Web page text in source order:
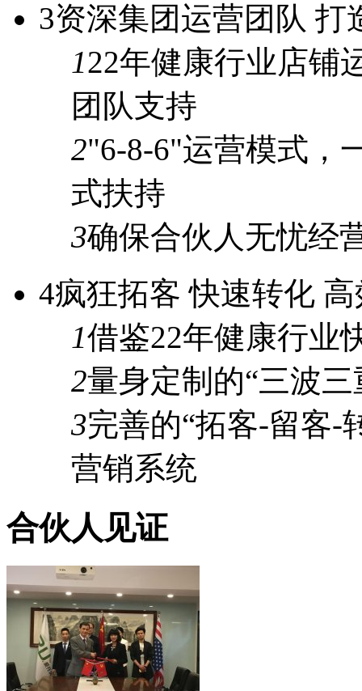
3资深集团运营团队 打
122年健康行业店铺
团队支持
2"6-8-6"运营模式，
式扶持
3确保合伙人 无忧经
4疯狂拓客 快速转化
1借鉴22年健康行业
2量身定制的“三波三
3完善的“拓客-留客-
营销系统
合伙人见证